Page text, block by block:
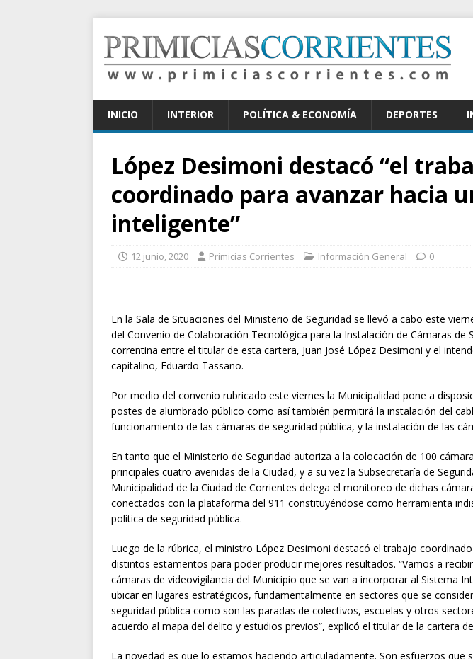
INICIO INTERIOR POLÍTICA & ECONOMÍA DEPORTES
López Desimoni destacó “el
coordinado para avanzar hacia
inteligente”
12 junio, 2020 Primicias Corrientes Información General 0
En la Sala de Situaciones del Ministerio de Seguridad se llevó a cabo este
del Convenio de Colaboración Tecnológica para la Instalación de Cámaras de
correntina entre el titular de esta cartera, Juan José López Desimoni y el
capitalino, Eduardo Tassano.
Por medio del convenio rubricado este viernes la Municipalidad pone a
postes de alumbrado público como así también permitirá la instalación del
funcionamiento de las cámaras de seguridad pública, y la instalación de las
En tanto que el Ministerio de Seguridad autoriza a la colocación de 100
principales cuatro avenidas de la Ciudad, y a su vez la Subsecretaría de
Municipalidad de la Ciudad de Corrientes delega el monitoreo de dichas
conectados con la plataforma del 911 constituyéndose como herramienta
política de seguridad pública.
Luego de la rúbrica, el ministro López Desimoni destacó el trabajo
distintos estamentos para poder producir mejores resultados. “Vamos a
cámaras de videovigilancia del Municipio que se van a incorporar al Sistema
ubicar en lugares estratégicos, fundamentalmente en sectores que se
seguridad pública como son las paradas de colectivos, escuelas y otros
acuerdo al mapa del delito y estudios previos”, explicó el titular de la cartera
La novedad es que lo estamos haciendo articuladamente. Son esfuerzos que